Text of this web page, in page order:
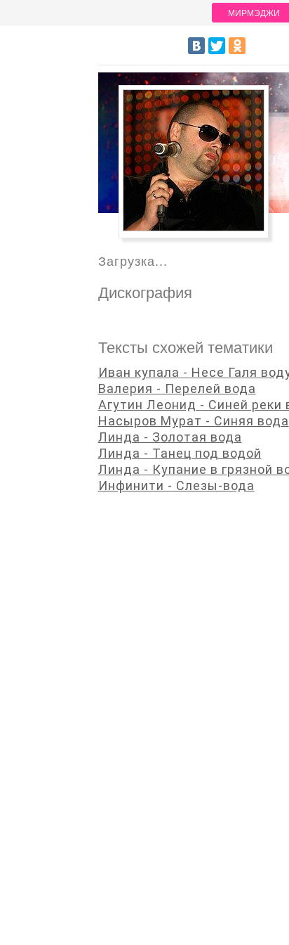
Загрузка...
Дискография
Тексты схожей тематики
Иван купала - Несе Галя
Валерия - Перелей вода
Агутин Леонид - Синей реки
Насыров Мурат - Синяя вода
Линда - Золотая вода
Линда - Танец под водой
Линда - Купание в грязной
Инфинити - Слезы-вода
МИРМЭДЖИ